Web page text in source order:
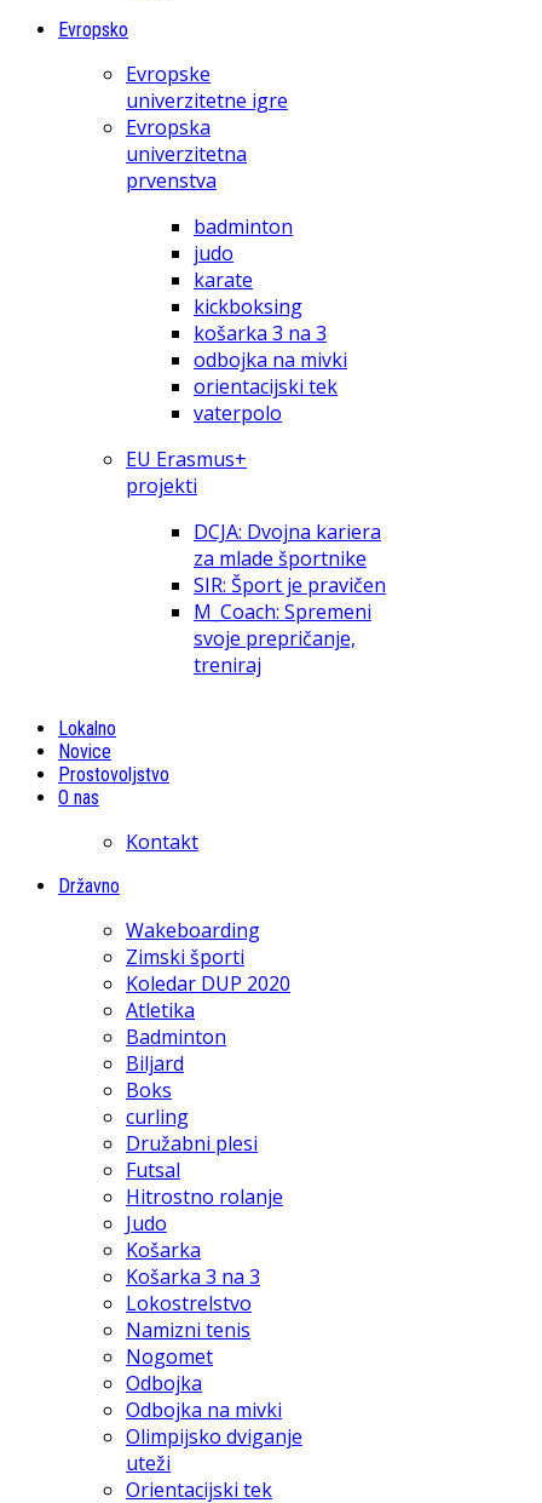
Evropsko
Evropske
univerzitetne igre
Evropska
univerzitetna
prvenstva
badminton
judo
karate
kickboksing
košarka 3 na 3
odbojka na mivki
orientacijski tek
vaterpolo
EU Erasmus+
projekti
DCJA: Dvojna kariera
za mlade športnike
SIR: Šport je pravičen
M_Coach: Spremeni
svoje prepričanje,
treniraj
Lokalno
Novice
Prostovoljstvo
O nas
Kontakt
Državno
Wakeboarding
Zimski športi
Koledar DUP 2020
Atletika
Badminton
Biljard
Boks
curling
Družabni plesi
Futsal
Hitrostno rolanje
Judo
Košarka
Košarka 3 na 3
Lokostrelstvo
Namizni tenis
Nogomet
Odbojka
Odbojka na mivki
Olimpijsko dviganje
uteži
Orientacijski tek